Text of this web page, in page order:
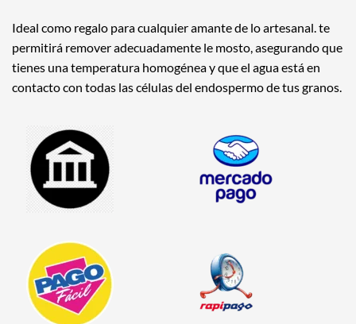
Ideal como regalo para cualquier amante de lo artesanal. te
permitirá remover adecuadamente le mosto, asegurando que
tienes una temperatura homogénea y que el agua está en
contacto con todas las células del endospermo de tus granos.